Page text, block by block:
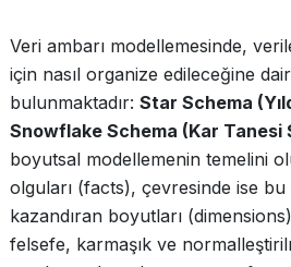
Veri ambarı modellemesinde,
için nasıl organize edileceğine
bulunmaktadır: Star Schema
Snowflake Schema (Kar Tanesi
boyutsal modellemenin temelini
olguları (facts), çevresinde ise
kazandıran boyutları
felsefe, karmaşık ve